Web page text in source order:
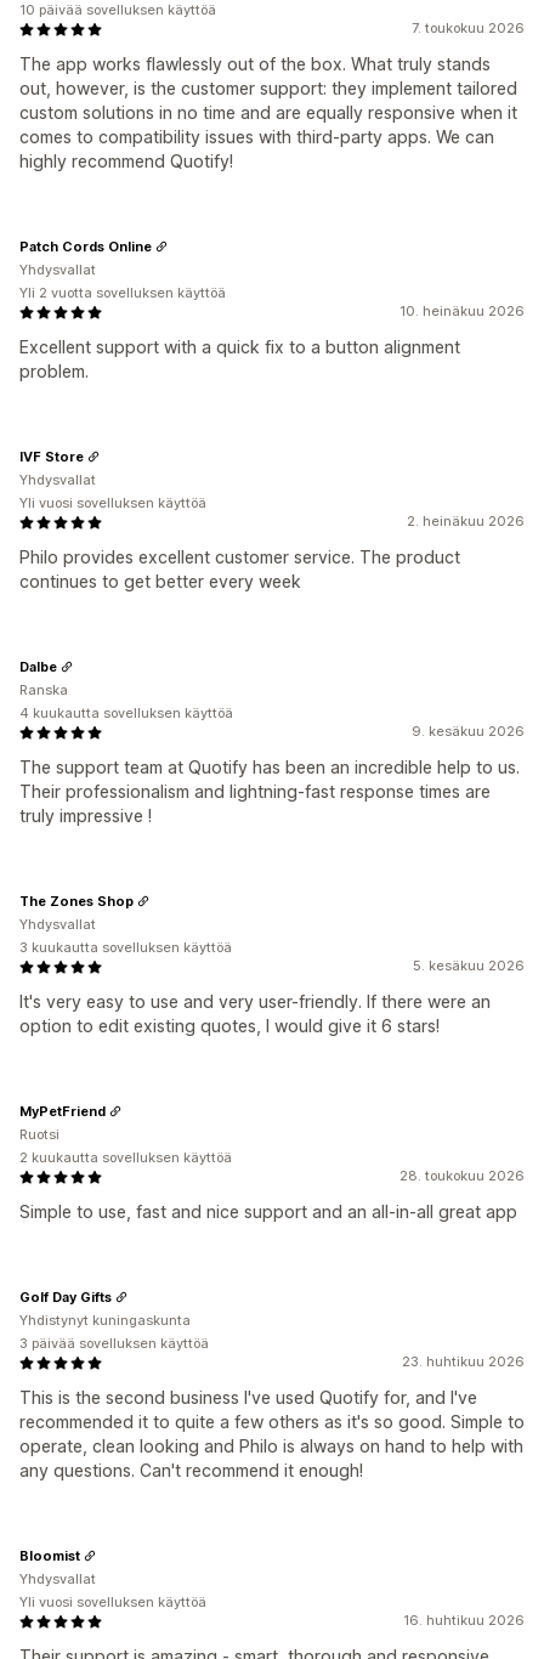
7. toukokuu 2026
The app works flawlessly out of the box. What truly stands
out, however, is the customer support: they implement tailored
custom solutions in no time and are equally responsive when it
comes to compatibility issues with third‑party apps. We can
highly recommend Quotify!
10 päivää sovelluksen käyttöä
10. heinäkuu 2026
Excellent support with a quick fix to a button alignment
problem.
Patch Cords Online
Yhdysvallat
Yli 2 vuotta sovelluksen käyttöä
2. heinäkuu 2026
Philo provides excellent customer service. The product
continues to get better every week
IVF Store
Yhdysvallat
Yli vuosi sovelluksen käyttöä
9. kesäkuu 2026
The support team at Quotify has been an incredible help to us.
Their professionalism and lightning-fast response times are
truly impressive !
Dalbe
Ranska
4 kuukautta sovelluksen käyttöä
5. kesäkuu 2026
It's very easy to use and very user-friendly. If there were an
option to edit existing quotes, I would give it 6 stars!
The Zones Shop
Yhdysvallat
3 kuukautta sovelluksen käyttöä
28. toukokuu 2026
Simple to use, fast and nice support and an all-in-all great app
MyPetFriend
Ruotsi
2 kuukautta sovelluksen käyttöä
23. huhtikuu 2026
This is the second business I've used Quotify for, and I've
recommended it to quite a few others as it's so good. Simple to
operate, clean looking and Philo is always on hand to help with
any questions. Can't recommend it enough!
Golf Day Gifts
Yhdistynyt kuningaskunta
3 päivää sovelluksen käyttöä
16. huhtikuu 2026
Bloomist
Yhdysvallat
Yli vuosi sovelluksen käyttöä